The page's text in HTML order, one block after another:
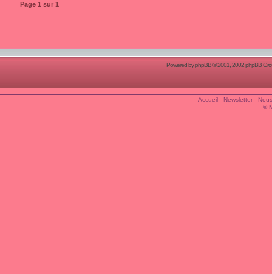
Page 1 sur 1
Powered byphpBB© 2001, 2002 phpBB
Accueil- Newsletter-
©